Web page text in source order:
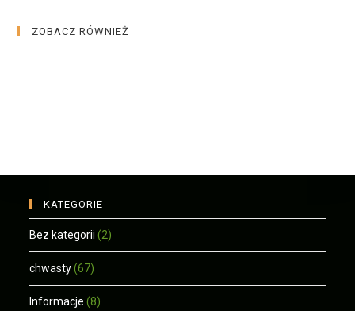
ZOBACZ RÓWNIEŻ
KATEGORIE
Bez kategorii (2)
chwasty (67)
Informacje (8)